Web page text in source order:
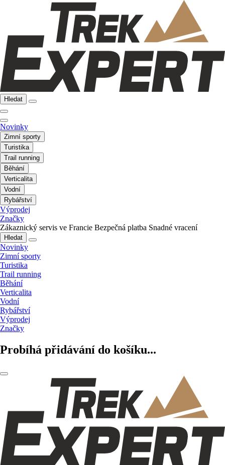
Hledat
Novinky
Zimní sporty
Turistika
Trail running
Běhání
Verticalita
Vodní
Rybářství
Výprodej
Značky
Zákaznický servis ve Francie Bezpečná platba Snadné vracení
Hledat
Novinky
Zimní sporty
Turistika
Trail running
Běhání
Verticalita
Vodní
Rybářství
Výprodej
Značky
Probíhá přidávání do košíku...